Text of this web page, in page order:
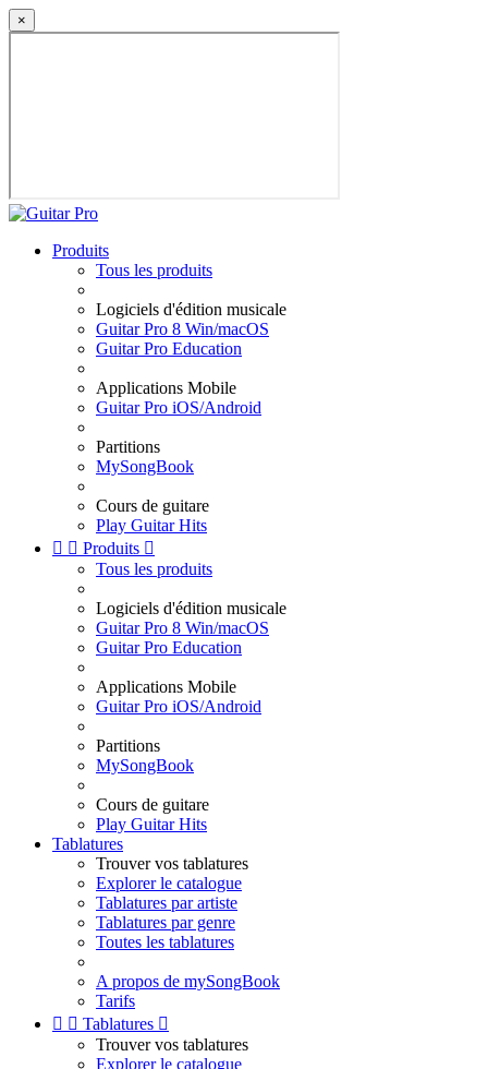
×
Produits
Tous les produits
Logiciels d'édition musicale
Guitar Pro 8 Win/macOS
Guitar Pro Education
Applications Mobile
Guitar Pro iOS/Android
Partitions
MySongBook
Cours de guitare
Play Guitar Hits
  Produits 
Tous les produits
Logiciels d'édition musicale
Guitar Pro 8 Win/macOS
Guitar Pro Education
Applications Mobile
Guitar Pro iOS/Android
Partitions
MySongBook
Cours de guitare
Play Guitar Hits
Tablatures
Trouver vos tablatures
Explorer le catalogue
Tablatures par artiste
Tablatures par genre
Toutes les tablatures
A propos de mySongBook
Tarifs
  Tablatures 
Trouver vos tablatures
Explorer le catalogue